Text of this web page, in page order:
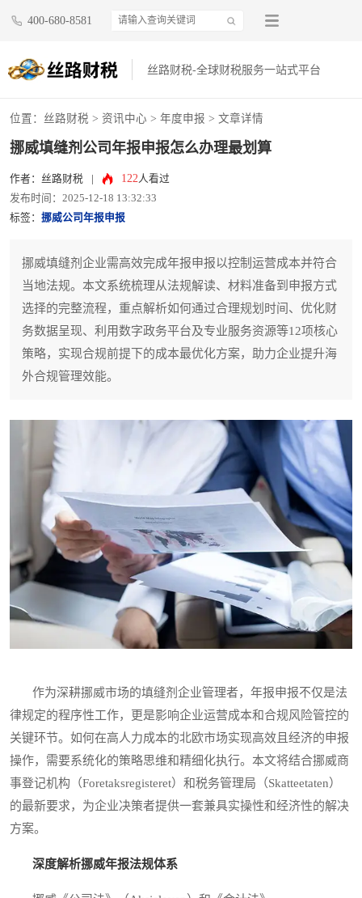
400-680-8581
丝路财税-全球财税服务一站式平台
位置： 丝路财税 > 资讯中心 > 年度申报 > 文章详情
挪威填缝剂公司年报申报怎么办理最划算
作者：丝路财税 122人看过
发布时间：2025-12-18 13:32:33
标签： 挪威公司年报申报
挪威填缝剂企业需高效完成年报申报以控制运营成本并符合
当地法规。本文系统梳理从法规解读、材料准备到申报方式
选择的完整流程，重点解析如何通过合理规划时间、优化财
务数据呈现、利用数字政务平台及专业服务资源等12项核心
策略，实现合规前提下的成本最优化方案，助力企业提升海
外合规管理效能。
作为深耕挪威市场的填缝剂企业管理者，年报申报不仅是法
律规定的程序性工作，更是影响企业运营成本和合规风险管控的
关键环节。如何在高人力成本的北欧市场实现高效且经济的申报
操作，需要系统化的策略思维和精细化执行。本文将结合挪威商
事登记机构（Foretaksregisteret）和税务管理局（Skatteetaten）
的最新要求，为企业决策者提供一套兼具实操性和经济性的解决
方案。
深度解析挪威年报法规体系